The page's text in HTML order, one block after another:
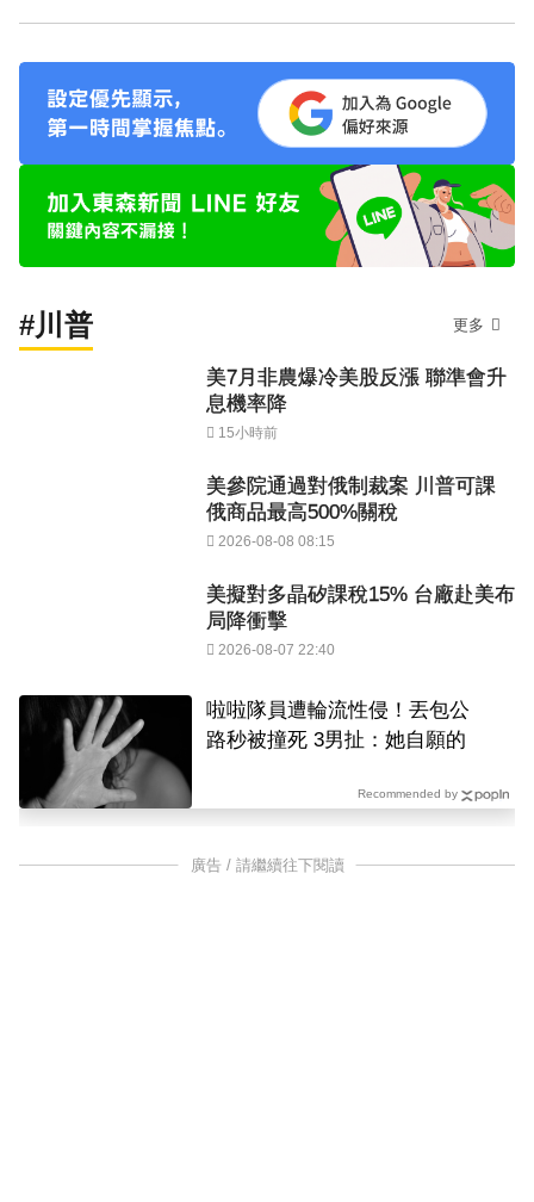
#川普 更多
美7月非農爆冷美股反漲 聯準會升
息機率降
15小時前
美參院通過對俄制裁案 川普可課
俄商品最高500%關稅
2026-08-08 08:15
美擬對多晶矽課稅15% 台廠赴美布
局降衝擊
2026-08-07 22:40
啦啦隊員遭輪流性侵！丟包公
路秒被撞死 3男扯：她自願的
Recommended by
廣告 / 請繼續往下閱讀